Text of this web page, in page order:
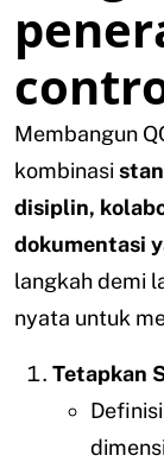
Membangun
kombinasi
disiplin,
dokumentasi
langkah demi
nyata untuk
Tetapkan